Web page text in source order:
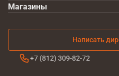
Написать
+7 (812) 309-82-72
Магазины